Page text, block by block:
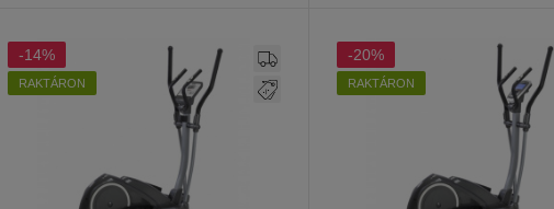
-14%
RAKTÁRON
-20%
RAKTÁRON